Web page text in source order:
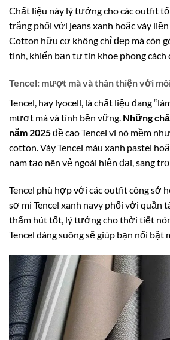
Chất liệu này lý tưởng cho các outfit
trắng phối với jeans xanh hoặc váy
Cotton hữu cơ không chỉ đẹp mà còn
tinh, khiến bạn tự tin khoe phong cách
Tencel: mượt mà và thân thiện với
Tencel, hay lyocell, là chất liệu đang
mượt mà và tính bền vững. Những
năm 2025đề cao Tencel vì nó mềm
cotton. Váy Tencel màu xanh pastel
nam tạo nên vẻ ngoài hiện đại, sang
Tencel phù hợp với các outfit công sở
sơ mi Tencel xanh navy phối với quần
thấm hút tốt, lý tưởng cho thời tiết
Tencel dáng suông sẽ giúp bạn nổi bật